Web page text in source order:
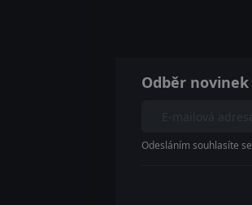
Odběr
Odesláním souhlasíte se